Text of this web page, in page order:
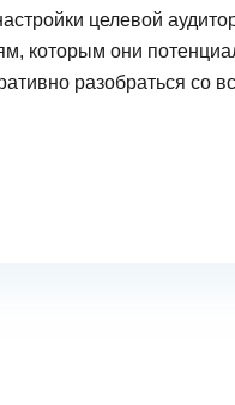
целевой
которым они
разобраться со